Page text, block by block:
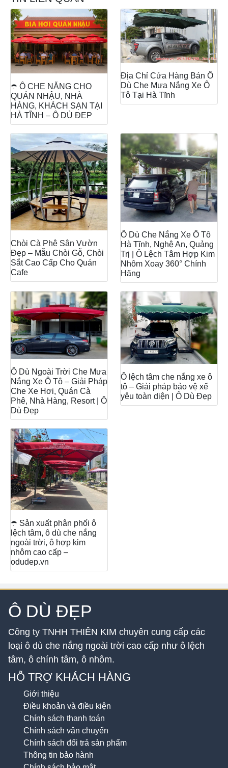
☂️ Ô CHE NẮNG CHO
QUÁN NHẬU, NHÀ
HÀNG, KHÁCH SẠN TẠI
HÀ TĨNH – Ô DÙ ĐẸP
Địa Chỉ Cửa Hàng Bán Ô
Dù Che Mưa Nắng Xe Ô
Tô Tại Hà Tĩnh
Chòi Cà Phê Sân Vườn
Đẹp – Mẫu Chòi Gỗ, Chòi
Sắt Cao Cấp Cho Quán
Cafe
Ô Dù Che Nắng Xe Ô Tô
Hà Tĩnh, Nghệ An, Quảng
Trị | Ô Lệch Tâm Hợp Kim
Nhôm Xoay 360° Chính
Hãng
Ô Dù Ngoài Trời Che Mưa
Nắng Xe Ô Tô – Giải Pháp
Che Xe Hơi, Quán Cà
Phê, Nhà Hàng, Resort | Ô
Dù Đẹp
Ô lệch tâm che nắng xe ô
tô – Giải pháp bảo vệ xế
yêu toàn diện | Ô Dù Đẹp
☂️ Sản xuất phân phối ô
lệch tâm, ô dù che nắng
ngoài trời, ô hợp kim
nhôm cao cấp –
odudep.vn
Ô DÙ ĐẸP
Công ty TNHH THIÊN KIM chuyên cung cấp các
loại ô dù che nắng ngoài trời cao cấp như ô lệch
tâm, ô chính tâm, ô nhôm.
HỖ TRỢ KHÁCH HÀNG
Giới thiệu
Điều khoản và điều kiện
Chính sách thanh toán
Chính sách vận chuyển
Chính sách đổi trả sản phẩm
Thông tin bảo hành